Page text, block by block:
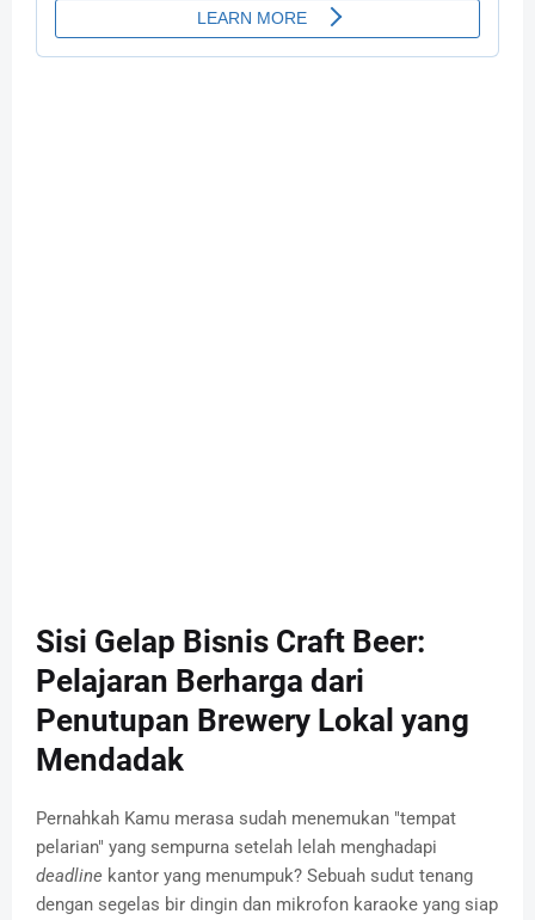
Sisi Gelap Bisnis Craft Beer:
Pelajaran Berharga dari
Penutupan Brewery Lokal yang
Mendadak
Pernahkah Kamu merasa sudah menemukan "tempat
pelarian" yang sempurna setelah lelah menghadapi
deadline kantor yang menumpuk? Sebuah sudut tenang
dengan segelas bir dingin dan mikrofon karaoke yang siap